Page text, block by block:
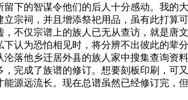
下的智谋令他们的后人十分感动。我的
宗祠，并且增添祭祀用品，虽有此打算
不仅宗谱上的族人已无从查访，就是唐
认为恐怕相见时，将分辨不出彼此的辈
落他乡迁居外县的族人家中搜集查询资
完成了族谱的修订。想要刻板印刷，可
源远流长。现在总谱虽然已经修订完，